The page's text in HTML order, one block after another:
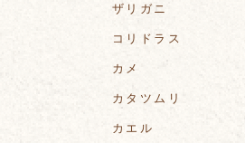
ザリガニ
コリドラス
カメ
カタツムリ
カエル